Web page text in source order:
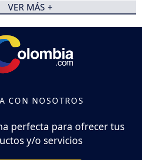
VER MÁS +
CON NOSOTROS
perfecta para ofrecer tus
y/o servicios